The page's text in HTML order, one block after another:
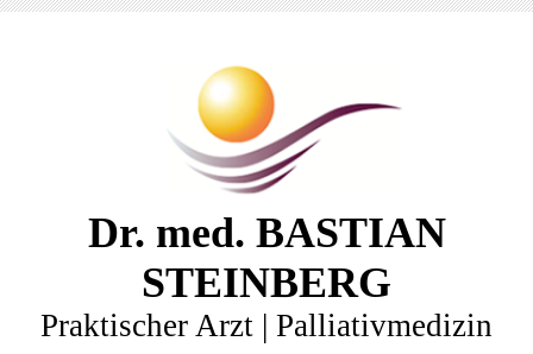
Dr. med. BASTIAN
STEINBERG
Praktischer Arzt | Palliativmedizin